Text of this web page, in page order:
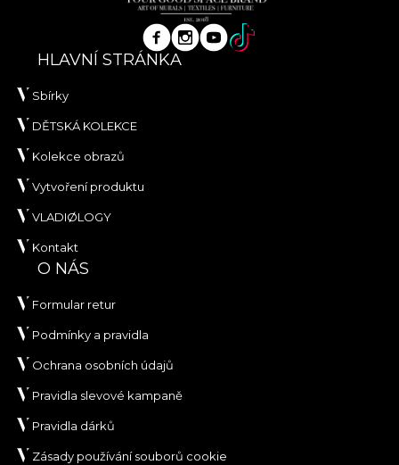
HLAVNÍ STRÁNKA
Sbírky
DĚTSKÁ KOLEKCE
Kolekce obrazů
Vytvoření produktu
VLADIØLOGY
Kontakt
O NÁS
Formular retur
Podmínky a pravidla
Ochrana osobních údajů
Pravidla slevové kampaně
Pravidla dárků
Zásady používání souborů cookie